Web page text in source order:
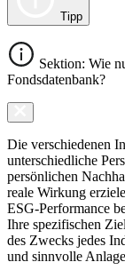
Tipp
Sektion: Wie
Fondsdatenbank?
Die verschiedenen
unterschiedliche
persönlichen
reale Wirkung
ESG-Performance
Ihre spezifischen
des Zwecks jedes
und sinnvolle